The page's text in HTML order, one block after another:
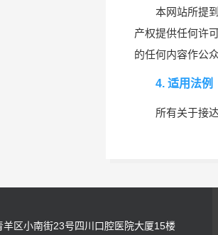
本网站所提
产权提供任何许
的任何内容作公
4. 适用法例
所有关于接
羊区小南街23号四川口腔医院大厦15楼